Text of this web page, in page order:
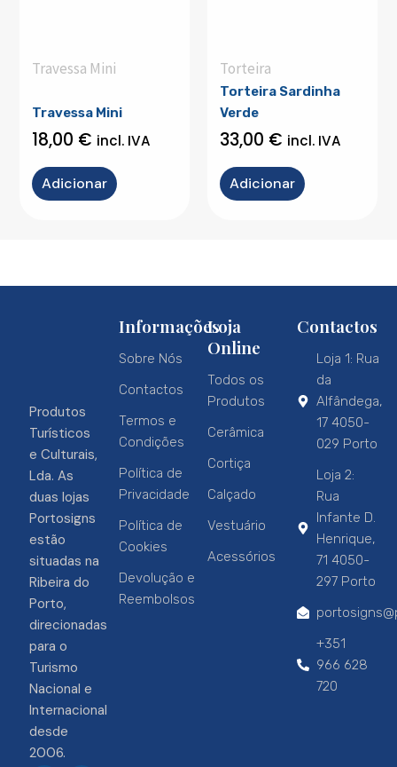
Travessa Mini
Travessa Mini
18,00 € incl. IVA
Adicionar
Torteira
Torteira Sardinha
Verde
33,00 € incl. IVA
Adicionar
Produtos
Turísticos
e Culturais,
Lda. As
duas lojas
Portosigns
estão
situadas na
Ribeira do
Porto,
direcionadas
para o
Turismo
Nacional e
Internacional
desde
2006.
Informações
Sobre Nós
Contactos
Termos e
Condições
Política de
Privacidade
Política de
Cookies
Devolução e
Reembolsos
Loja
Online
Todos os
Produtos
Cerâmica
Cortiça
Calçado
Vestuário
Acessórios
Contactos
Loja 1: Rua
da
Alfândega,
17 4050-
029 Porto
Loja 2:
Rua
Infante D.
Henrique,
71 4050-
297 Porto
+351
966 628
720